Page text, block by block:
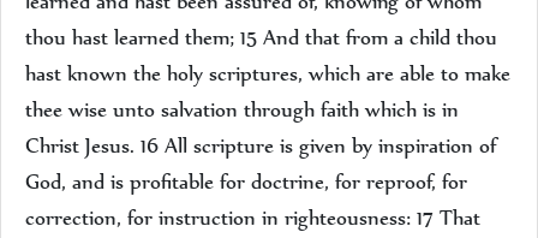
thou hast learned them; 15 And that from a child thou
hast known the holy scriptures, which are able to make
thee wise unto salvation through faith which is in
Christ Jesus. 16 All scripture is given by inspiration of
God, and is profitable for doctrine, for reproof, for
correction, for instruction in righteousness: 17 That